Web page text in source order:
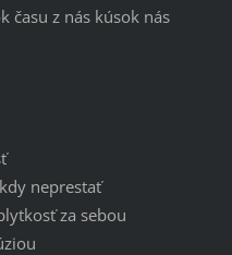
času z nás kúsok nás
neprestať
za sebou